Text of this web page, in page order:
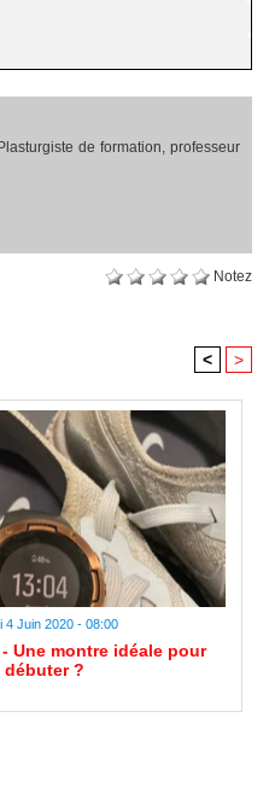
de formation, professeur
Notez
< >
4 Juin 2020 - 08:00
Une montre idéale pour
débuter ?